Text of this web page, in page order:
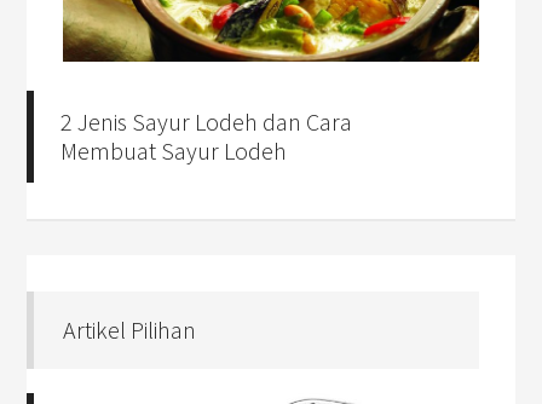
2 Jenis Sayur Lodeh dan Cara
Membuat Sayur Lodeh
Artikel Pilihan